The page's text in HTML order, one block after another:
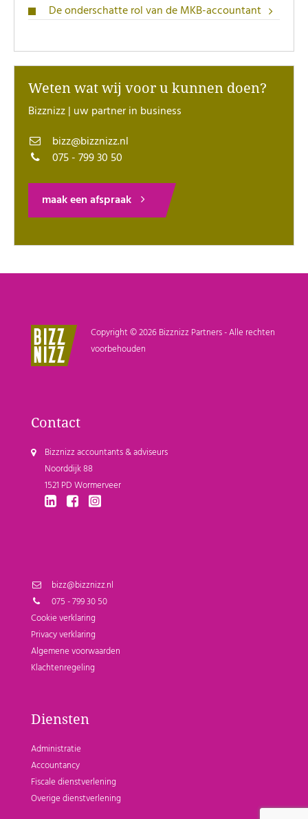
De onderschatte rol van de MKB-accountant
Weten wat wij voor u kunnen doen?
Bizznizz | uw partner in business
bizz@bizznizz.nl
075 - 799 30 50
maak een afspraak
Copyright © 2026 Bizznizz Partners - Alle rechten
voorbehouden
Contact
Bizznizz accountants & adviseurs
Noorddijk 88
1521 PD Wormerveer
bizz@bizznizz.nl
075 - 799 30 50
Cookie verklaring
Privacy verklaring
Algemene voorwaarden
Klachtenregeling
Diensten
Administratie
Accountancy
Fiscale dienstverlening
Overige dienstverlening